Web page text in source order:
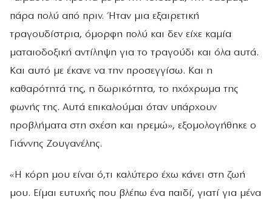
πάρα πολύ από πριν. Ήταν μια εξαιρετική
τραγουδίστρια, όμορφη πολύ και δεν είχε καμία
ματαιοδοξική αντίληψη για το τραγούδι και όλα αυτά.
Και αυτό με έκανε να την προσεγγίσω. Και η
καθαρότητά της, η δωρικότητα, το ηχόχρωμα της
φωνής της. Αυτά επικαλούμαι όταν υπάρχουν
προβλήματα στη σχέση και ηρεμώ», εξομολογήθηκε ο
Γιάννης Ζουγανέλης.
«Η κόρη μου είναι ό,τι καλύτερο έχω κάνει στη ζωή
μου. Είμαι ευτυχής που βλέπω ένα παιδί, γιατί για μένα